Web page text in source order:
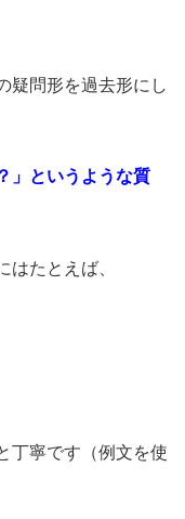
疑問形を過去形にし
」というような質
はたとえば、
丁寧です（例文を使